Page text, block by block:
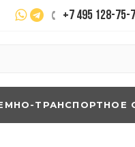
+7 495 128-75-
ТРАНСПОРТНОЕ